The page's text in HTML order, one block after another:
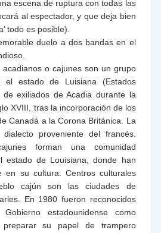
escena de ruptura con todas las
al espectador, y que deja bien
todo es posible).
duelo a dos bandas en el
acadianos o cajunes son un grupo
el estado de Luisiana (Estados
de exiliados de Acadia durante la
XVIII, tras la incorporación de los
Canadá a la Corona Británica. La
proveniente del francés.
forman una comunidad
estado de Louisiana, donde han
en su cultura. Centros culturales
cajún son las ciudades de
En 1980 fueron reconocidos
estadounidense como
su papel de trampero